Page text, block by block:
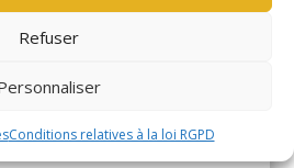
Refuser
Conditions relatives à la loi RGPD